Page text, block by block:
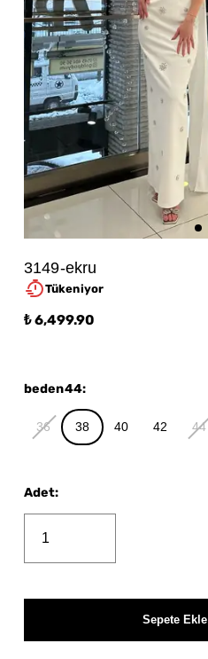
3149-ekru
Tükeniyor
₺ 6,499.90
beden44:
36 38 40 42 44
Adet:
Sepete Ekle